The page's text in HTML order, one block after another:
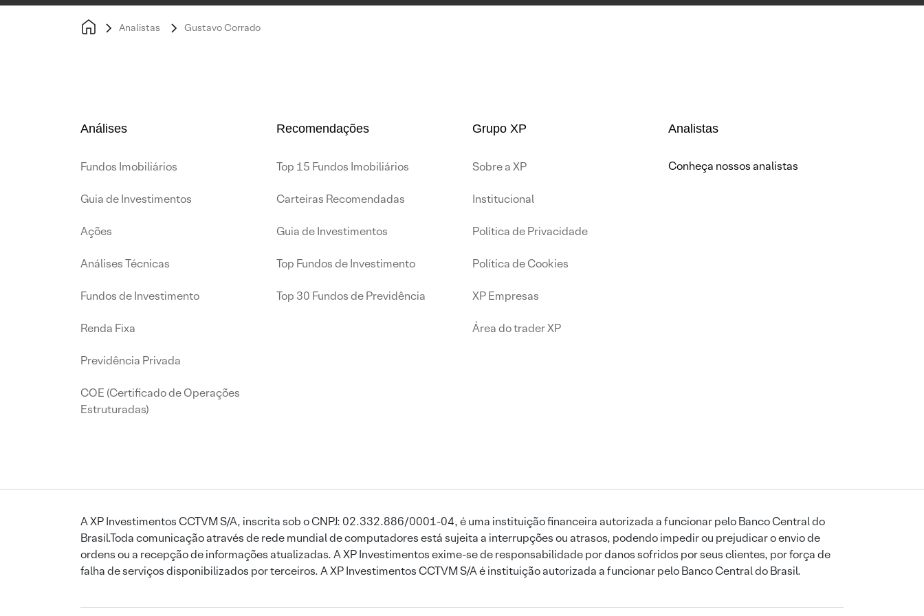
Analistas Gustavo Corrado
Análises
Fundos Imobiliários
Guia de Investimentos
Ações
Análises Técnicas
Fundos de Investimento
Renda Fixa
Previdência Privada
COE (Certificado de Operações
Estruturadas)
Recomendações
Top 15 Fundos Imobiliários
Carteiras Recomendadas
Guia de Investimentos
Top Fundos de Investimento
Top 30 Fundos de Previdência
Grupo XP
Sobre a XP
Institucional
Política de Privacidade
Política de Cookies
XP Empresas
Área do trader XP
Analistas
Conheça nossos analistas
A XP Investimentos CCTVM S/A, inscrita sob o CNPJ: 02.332.886/0001-04, é uma instituição financeira autorizada a funcionar pelo Banco Central do
Brasil.Toda comunicação através de rede mundial de computadores está sujeita a interrupções ou atrasos, podendo impedir ou prejudicar o envio de
ordens ou a recepção de informações atualizadas. A XP Investimentos exime-se de responsabilidade por danos sofridos por seus clientes, por força de
falha de serviços disponibilizados por terceiros. A XP Investimentos CCTVM S/A é instituição autorizada a funcionar pelo Banco Central do Brasil.